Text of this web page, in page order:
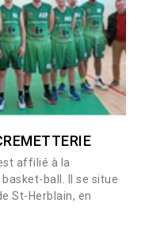
affilié à la
ball. Il se situe
St-Herblain, en